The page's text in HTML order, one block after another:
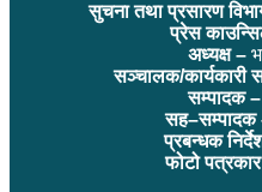
सुचना तथा प्रसारण
प्रेस
अध्यक्ष –
सञ्चालक/कार्यकारी
सम्पादक –
सह–सम्पादक
प्रबन्धक
फोटो